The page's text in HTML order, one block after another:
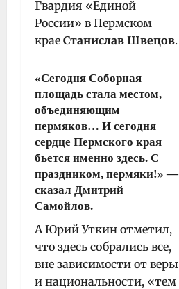
Гвардия «Единой
России» в Пермском
крае Станислав Швецов.
«Сегодня Соборная
площадь стала местом,
объединяющим
пермяков… И сегодня
сердце Пермского края
бьется именно здесь. С
праздником, пермяки!» —
сказал Дмитрий
Самойлов.
А Юрий Уткин отметил,
что здесь собрались все,
вне зависимости от веры
и национальности, «тем